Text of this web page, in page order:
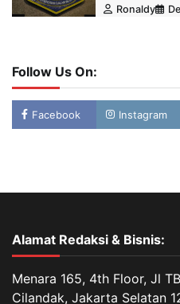
Ronaldy
Follow Us On:
Facebook Instagram
Alamat Redaksi & Bisnis:
Menara 165, 4th Floor, Jl
Cilandak, Jakarta Selatan